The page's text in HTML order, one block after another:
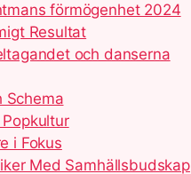
förmögenhet 2024
Resultat
och danserna
Schema
i Fokus
Med Samhällsbudskap